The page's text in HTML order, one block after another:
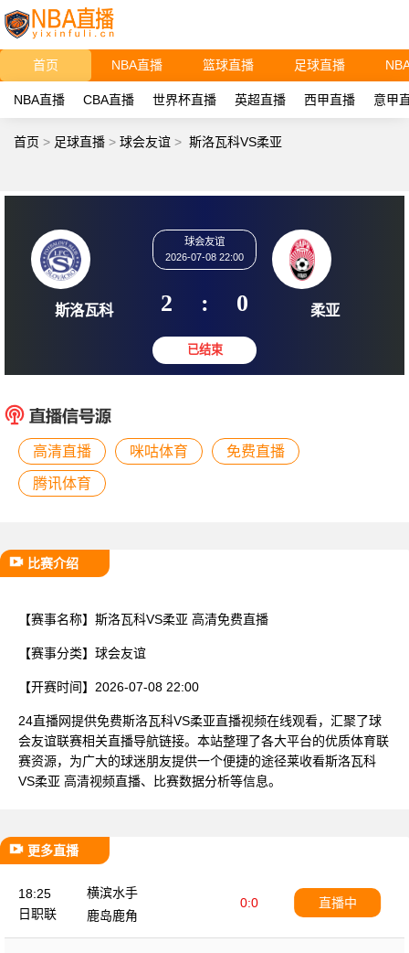
首页 NBA直播 篮球直播 足球直播
NBA直播 CBA直播 世界杯直播 英超直播 西甲直播 意甲
首页 > 足球直播 > 球会友谊 > 斯洛瓦科VS柔亚
斯洛瓦科
球会友谊
2026-07-08 22:00
2 : 0 柔
高清直播 咪咕体育 免费直播
腾讯体育
比赛介绍
【赛事名称】 斯洛瓦科VS柔亚 高清免费直播
【赛事分类】 球会友谊
【开赛时间】 2026-07-08 22:00
24直播网提供免费斯洛瓦科VS柔亚直播视频在线观看，汇聚了球
会友谊联赛相关直播导航链接。本站整理了各大平台的优质体育联
赛资源，为广大的球迷朋友提供一个便捷的途径莱收看斯洛瓦科
VS柔亚 高清视频直播、比赛数据分析等信息。
更多直播
18:25
日职联
横滨水手
0:0
鹿岛鹿角
直播中